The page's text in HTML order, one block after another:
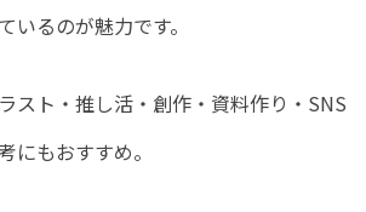
いるのが魅力です。
スト・推し活・創作・資料作り・SNS
にもおすすめ。